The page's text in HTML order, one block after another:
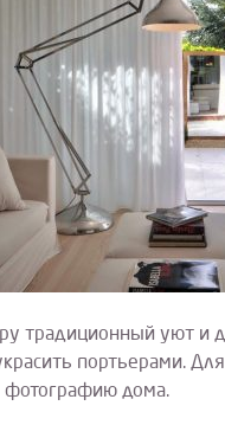
традиционный уют и
портьерами.
фотографию дома.